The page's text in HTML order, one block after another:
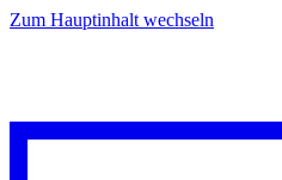
Zum Hauptinhalt wechseln